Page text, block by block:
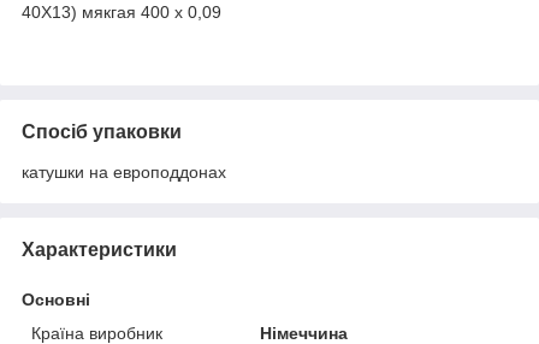
40Х13) мякгая 400 х 0,09
Спосіб упаковки
катушки на европоддонах
Характеристики
Основні
Країна виробник
Німеччина